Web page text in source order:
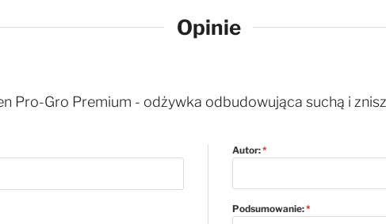
Opinie
Pro-Gro Premium - odżywka odbudowująca suchą i
Autor:
Podsumowanie: